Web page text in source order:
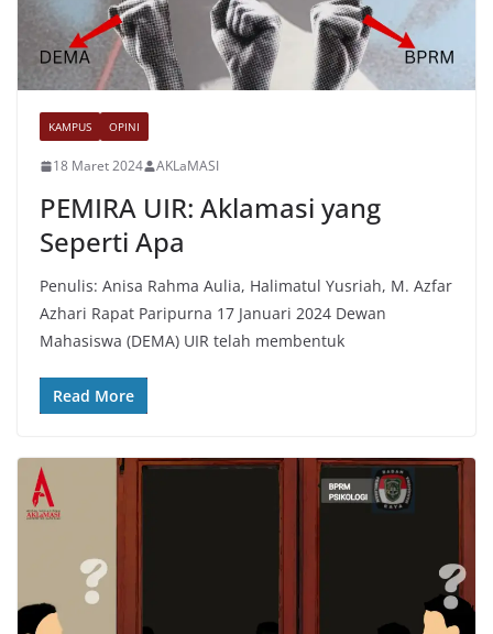
KAMPUS OPINI
18 Maret 2024 AKLaMASI
PEMIRA UIR: Aklamasi yang
Seperti Apa
Penulis: Anisa Rahma Aulia, Halimatul Yusriah, M. Azfar
Azhari Rapat Paripurna 17 Januari 2024 Dewan
Mahasiswa (DEMA) UIR telah membentuk
Read More